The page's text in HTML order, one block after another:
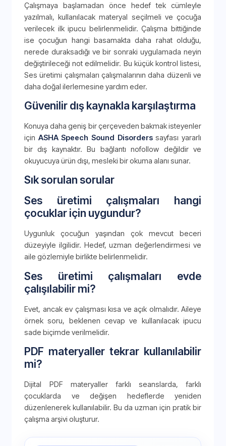
Çalışmaya başlamadan önce hedef tek cümleyle
yazılmalı, kullanılacak materyal seçilmeli ve çocuğa
verilecek ilk ipucu belirlenmelidir. Çalışma bittiğinde
ise çocuğun hangi basamakta daha rahat olduğu,
nerede duraksadığı ve bir sonraki uygulamada neyin
değiştirileceği not edilmelidir. Bu küçük kontrol listesi,
Ses üretimi çalışmaları çalışmalarının daha düzenli ve
daha doğal ilerlemesine yardım eder.
Güvenilir dış kaynakla karşılaştırma
Konuya daha geniş bir çerçeveden bakmak isteyenler
için ASHA Speech Sound Disorderssayfası yararlı
bir dış kaynaktır. Bu bağlantı nofollow değildir ve
okuyucuya ürün dışı, mesleki bir okuma alanı sunar.
Sık sorulan sorular
Ses üretimi çalışmaları hangi
çocuklar için uygundur?
Uygunluk çocuğun yaşından çok mevcut beceri
düzeyiyle ilgilidir. Hedef, uzman değerlendirmesi ve
aile gözlemiyle birlikte belirlenmelidir.
Ses üretimi çalışmaları evde
çalışılabilir mi?
Evet, ancak ev çalışması kısa ve açık olmalıdır. Aileye
örnek soru, beklenen cevap ve kullanılacak ipucu
sade biçimde verilmelidir.
PDF materyaller tekrar kullanılabilir
mi?
Dijital PDF materyaller farklı seanslarda, farklı
çocuklarda ve değişen hedeflerde yeniden
düzenlenerek kullanılabilir. Bu da uzman için pratik bir
çalışma arşivi oluşturur.